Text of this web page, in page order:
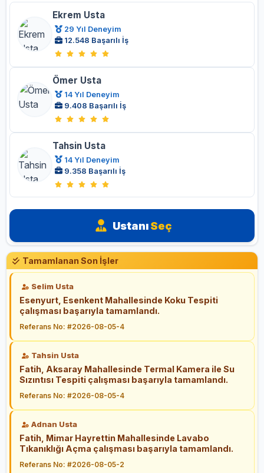
Ekrem Usta
29 Yıl Deneyim
12.548 Başarılı İş
Ömer Usta
14 Yıl Deneyim
9.408 Başarılı İş
Tahsin Usta
14 Yıl Deneyim
9.358 Başarılı İş
UstanıSeç
Tamamlanan Son İşler
Selim Usta
Esenyurt, Esenkent Mahallesinde Koku Tespiti
çalışması başarıyla tamamlandı.
Referans No: #2026-08-05-4
Tahsin Usta
Fatih, Aksaray Mahallesinde Termal Kamera ile Su
Sızıntısı Tespiti çalışması başarıyla tamamlandı.
Referans No: #2026-08-05-4
Adnan Usta
Fatih, Mimar Hayrettin Mahallesinde Lavabo
Tıkanıklığı Açma çalışması başarıyla tamamlandı.
Referans No: #2026-08-05-2